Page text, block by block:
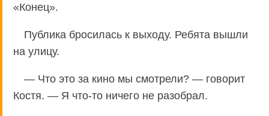
«Конец».
Публика бросилась к выходу. Ребята вышли
на улицу.
— Что это за кино мы смотрели? — говорит
Костя. — Я что-то ничего не разобрал.